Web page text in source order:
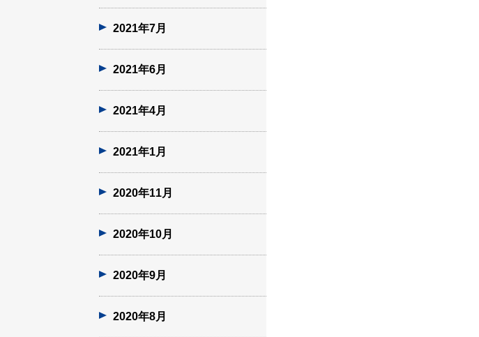
2021年7月
2021年6月
2021年4月
2021年1月
2020年11月
2020年10月
2020年9月
2020年8月